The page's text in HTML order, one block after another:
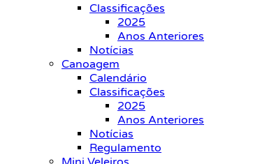
Classificações
2025
Anos Anteriores
Notícias
Canoagem
Calendário
Classificações
2025
Anos Anteriores
Notícias
Regulamento